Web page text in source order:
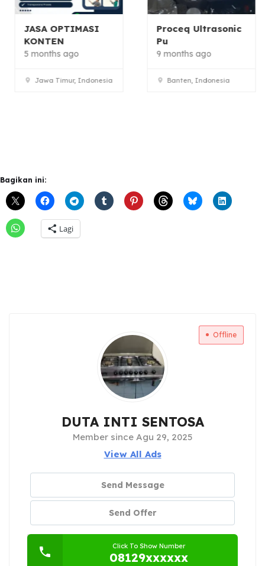
JASA OPTIMASI
KONTEN
5 months ago
Jawa Timur, Indonesia
Proceq Ultrasonic
Pu
9 months ago
Banten, Indonesia
Bagikan ini:
Lagi
Offline
DUTA INTI SENTOSA
Member since Agu 29, 2025
View All Ads
Send Message
Send Offer
Click To Show Number
08129xxxxxx